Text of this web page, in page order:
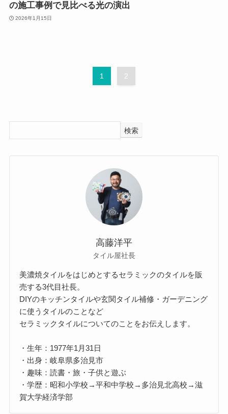
の施工事例で見比べる光の演出
2026年1月15日
1 2
検索
高藤洋平
タイル屋社長
美濃焼タイルをはじめとするセラミックのタイルを販
売する3代目社長。
DIYのキッチンタイルや玄関タイル補修・ガーデニング
に使うタイルのことなど
セラミックタイルについてのことをお伝えします。
・生年：1977年1月31日
・出身：岐阜県多治見市
・趣味：読書・旅・子供と遊ぶ
・学歴：昭和小学校→平和中学校→多治見北高校→滋
賀大学経済学部